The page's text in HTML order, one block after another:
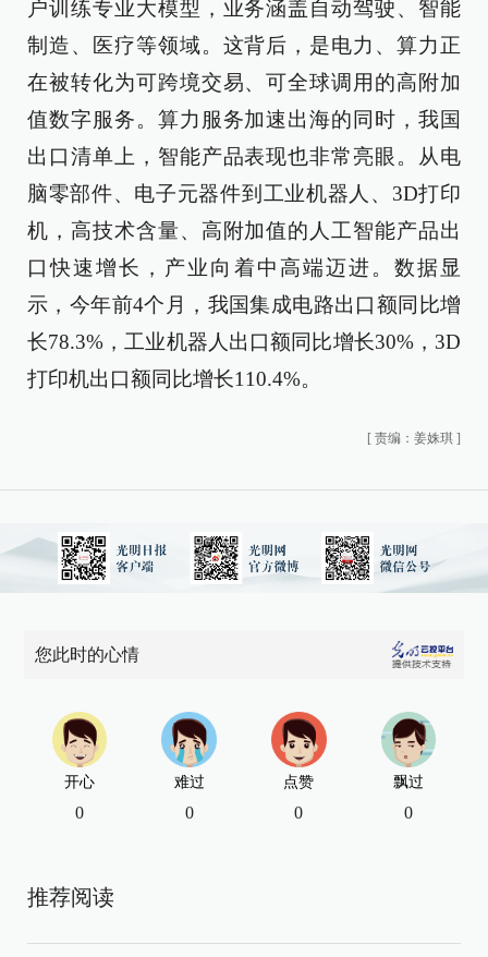
户训练专业大模型，业务涵盖自动驾驶、智能
制造、医疗等领域。这背后，是电力、算力正
在被转化为可跨境交易、可全球调用的高附加
值数字服务。算力服务加速出海的同时，我国
出口清单上，智能产品表现也非常亮眼。从电
脑零部件、电子元器件到工业机器人、3D打印
机，高技术含量、高附加值的人工智能产品出
口快速增长，产业向着中高端迈进。数据显
示，今年前4个月，我国集成电路出口额同比增
长78.3%，工业机器人出口额同比增长30%，3D
打印机出口额同比增长110.4%。
[ 责编：姜姝琪 ]
您此时的心情
开心
0
难过
0
点赞
0
飘过
0
推荐阅读